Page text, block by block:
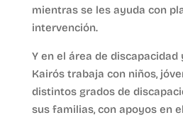
mientras se les ayuda con
intervención.
Y en el área de discapacidad
Kairós trabaja con niños,
distintos grados de
sus familias, con apoyos en